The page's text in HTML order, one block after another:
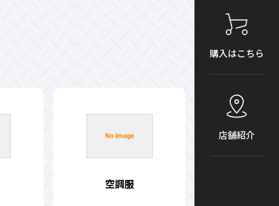
購入はこちら
店舗紹介
空調服